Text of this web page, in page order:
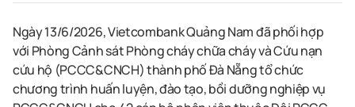
Ngày 13/6/2026, Vietcombank Quảng Nam đã phối hợp
với Phòng Cảnh sát Phòng cháy chữa cháy và Cứu nạn
cứu hộ (PCCC&CNCH) thành phố Đà Nẵng tổ chức
chương trình huấn luyện, đào tạo, bồi dưỡng nghiệp vụ